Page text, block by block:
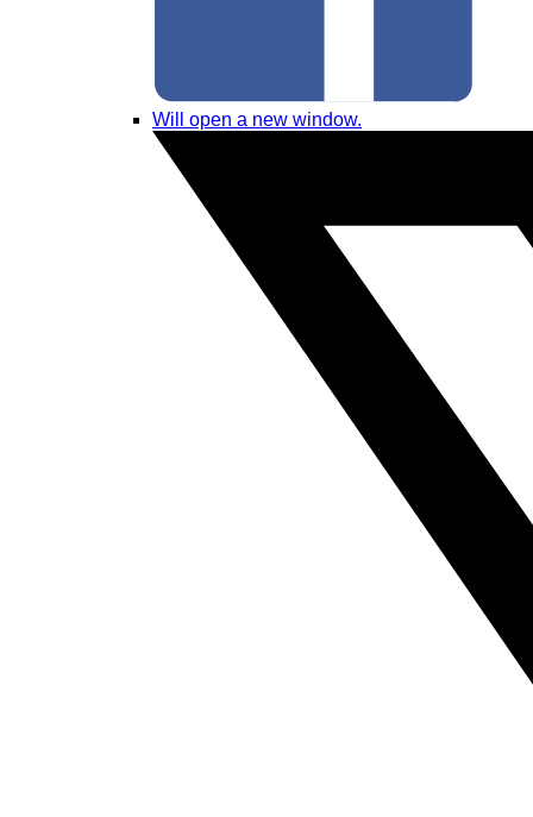
Will open a new window.